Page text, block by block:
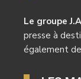
Le groupe
presse à
également